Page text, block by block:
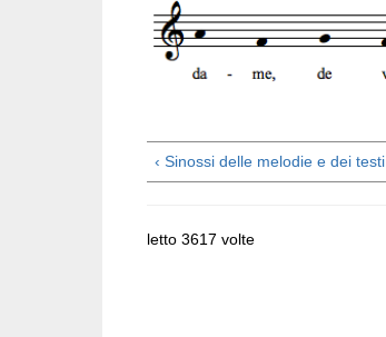
‹ Sinossi delle melodie e dei testi
letto 3617 volte